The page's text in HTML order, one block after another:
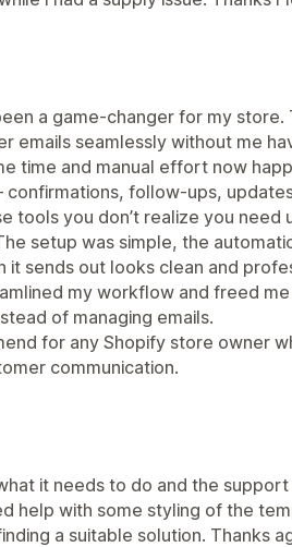
a game‑changer for my
emails seamlessly without me
time and manual effort now
follow‑ups,
tools you don’t realize you need
setup was simple, the
it sends out looks clean and
my workflow and freed
of managing emails.
for any Shopify store owner
communication.
it needs to do and the
help with some styling of the
a suitable solution. Thanks